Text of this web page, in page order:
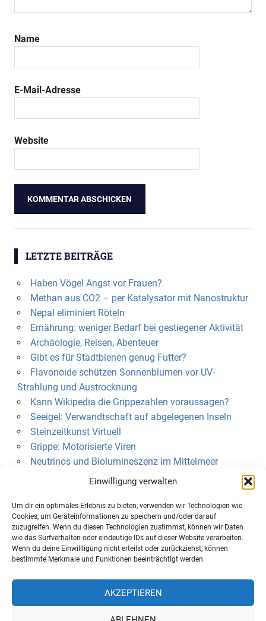
Einwilligung verwalten
Um dir ein optimales Erlebnis zu bieten, verwenden wir Technologien wie
Cookies, um Geräteinformationen zu speichern und/oder darauf
zuzugreifen. Wenn du diesen Technologien zustimmst, können wir Daten
wie das Surfverhalten oder eindeutige IDs auf dieser Website verarbeiten.
Wenn du deine Einwillligung nicht erteilst oder zurückziehst, können
bestimmte Merkmale und Funktionen beeinträchtigt werden.
AKZEPTIEREN
Name
E-Mail-Adresse
Website
LETZTE BEITRÄGE
Haben Vögel Angst vor Frauen?
Methan aus CO2 – per Katalysator mit Nanostruktur
Nepal eliminiert Röteln
Ernährung: weniger Bedarf bei gestiegener Aktivität
Archäologie, Reisen, Abenteuer
Gibt es für Stadtbienen genug Futter?
Flavonoide schützen Sonnenblumen vor UV-
Strahlung und Austrocknung
Kann Wikipedia die Grippezahlen voraussagen?
Seeigel: Verwandtschaft auf abgelegenen Inseln
Steinzeitkunst Virtuell
Grippe: Motorisierte Viren
Neutrinos und Biolumineszenz im Mittelmeer
Über uns
Datenschutzerklärung
Cookie-Richtlinie (EU)